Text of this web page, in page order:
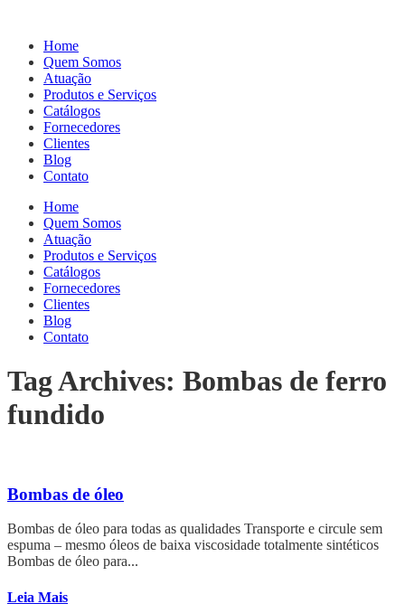
Home
Quem Somos
Atuação
Produtos e Serviços
Catálogos
Fornecedores
Clientes
Blog
Contato
Home
Quem Somos
Atuação
Produtos e Serviços
Catálogos
Fornecedores
Clientes
Blog
Contato
Tag Archives: Bombas de ferro
fundido
Bombas de óleo
Bombas de óleo para todas as qualidades Transporte e circule sem
espuma – mesmo óleos de baixa viscosidade totalmente sintéticos
Bombas de óleo para...
Leia Mais